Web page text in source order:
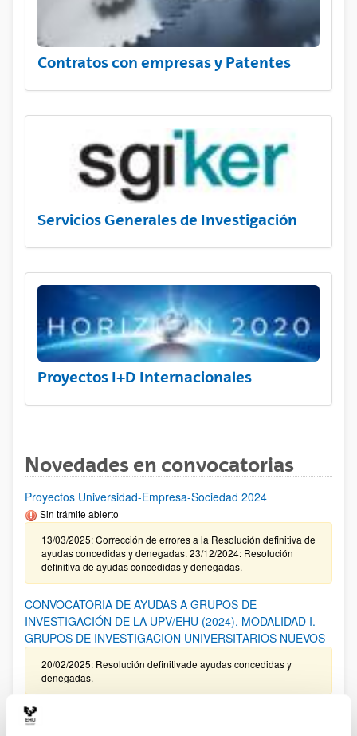
Contratos con empresas y Patentes
Servicios Generales de Investigación
Proyectos I+D Internacionales
Novedades en convocatorias
Proyectos Universidad-Empresa-Sociedad 2024
Sin trámite abierto
13/03/2025: Corrección de errores a la Resolución definitiva de
ayudas concedidas y denegadas. 23/12/2024: Resolución
definitiva de ayudas concedidas y denegadas.
CONVOCATORIA DE AYUDAS A GRUPOS DE
INVESTIGACIÓN DE LA UPV/EHU (2024). MODALIDAD I.
GRUPOS DE INVESTIGACION UNIVERSITARIOS NUEVOS
20/02/2025: Resolución definitivade ayudas concedidas y
denegadas.
Programa ELKARTEK 2025: Fase I. Ayudas a la